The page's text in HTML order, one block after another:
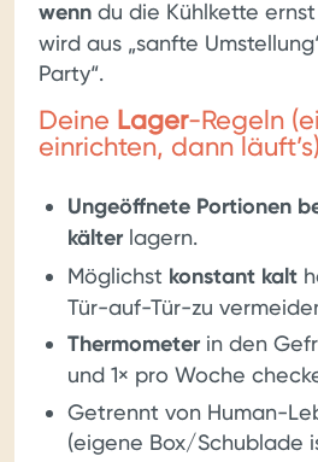
wenn du die Kühlkette
wird aus „sanfte
Party“.
Deine Lager-Regeln
einrichten, dann läuft’s)
Ungeöffnete Portionen
kälter lagern.
Möglichst konstant kalt
Tür-auf-Tür-zu
Thermometer in den
und 1× pro Woche
Getrennt von Human-
(eigene Box/Schublade